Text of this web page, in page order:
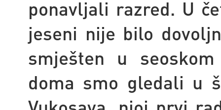
ponavljali razred. U
jeseni nije bilo
smješten u
doma smo gledali u